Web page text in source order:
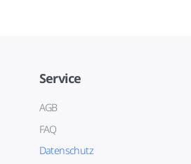
Service
AGB
FAQ
Datenschutz